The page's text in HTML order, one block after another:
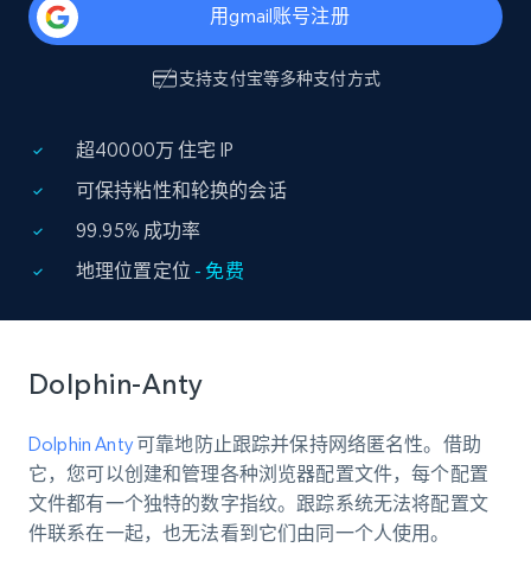
用gmail账号注册
支持支付宝等多种支付方式
超40000万 住宅 IP
可保持粘性和轮换的会话
99.95% 成功率
地理位置定位 - 免费
Dolphin-Anty
Dolphin Anty可靠地防止跟踪并保持网络匿名性。借助
它，您可以创建和管理各种浏览器配置文件，每个配置
文件都有一个独特的数字指纹。跟踪系统无法将配置文
件联系在一起，也无法看到它们由同一个人使用。